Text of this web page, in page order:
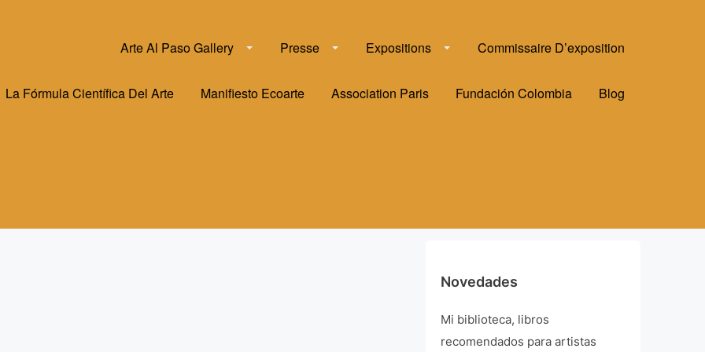
Arte Al Paso Gallery Presse Expositions Commissaire D’exposition
La Fórmula Científica Del Arte Manifiesto Ecoarte Association Paris Fundación Colombia Blog
Novedades
Mi biblioteca, libros
recomendados para artistas